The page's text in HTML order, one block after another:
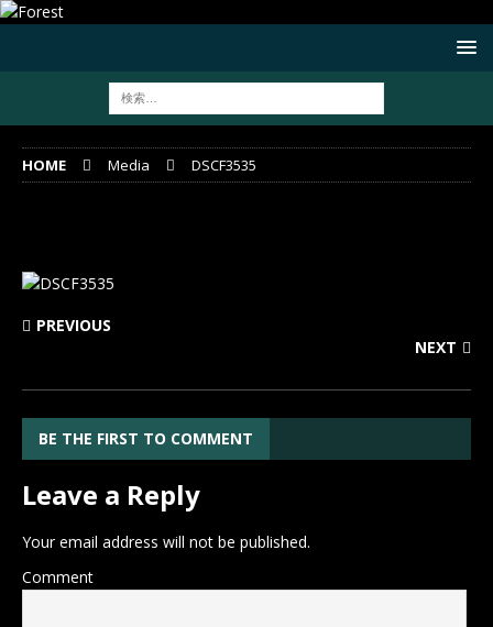
HOME Media DSCF3535
PREVIOUS
NEXT
BE THE FIRST TO COMMENT
Leave a Reply
Your email address will not be published.
Comment